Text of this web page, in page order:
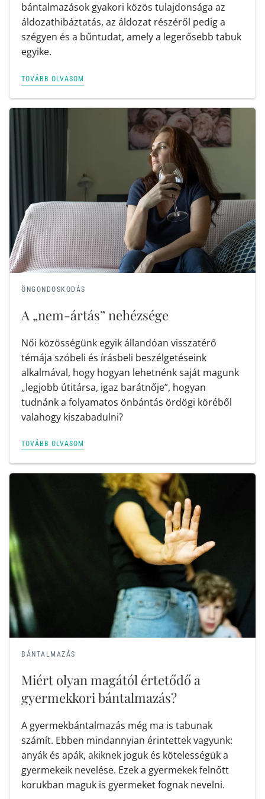
bántalmazások gyakori közös tulajdonsága az
áldozathibáztatás, az áldozat részéről pedig a
szégyen és a bűntudat, amely a legerősebb tabuk
egyike.
TOVÁBB OLVASOM
ÖNGONDOSKODÁS
A „nem-ártás” nehézsége
Női közösségünk egyik állandóan visszatérő
témája szóbeli és írásbeli beszélgetéseink
alkalmával, hogy hogyan lehetnénk saját magunk
„legjobb útitársa, igaz barátnője”, hogyan
tudnánk a folyamatos önbántás ördögi köréből
valahogy kiszabadulni?
TOVÁBB OLVASOM
BÁNTALMAZÁS
Miért olyan magától értetődő a
gyermekkori bántalmazás?
A gyermekbántalmazás még ma is tabunak
számít. Ebben mindannyian érintettek vagyunk:
anyák és apák, akiknek joguk és kötelességük a
gyermekeik nevelése. Ezek a gyermekek felnőtt
korukban maguk is gyermeket fognak nevelni.